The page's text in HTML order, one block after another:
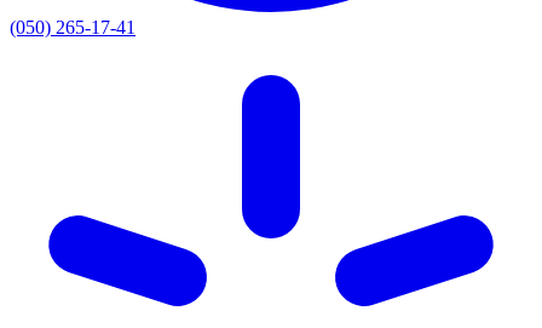
(050) 265-17-41